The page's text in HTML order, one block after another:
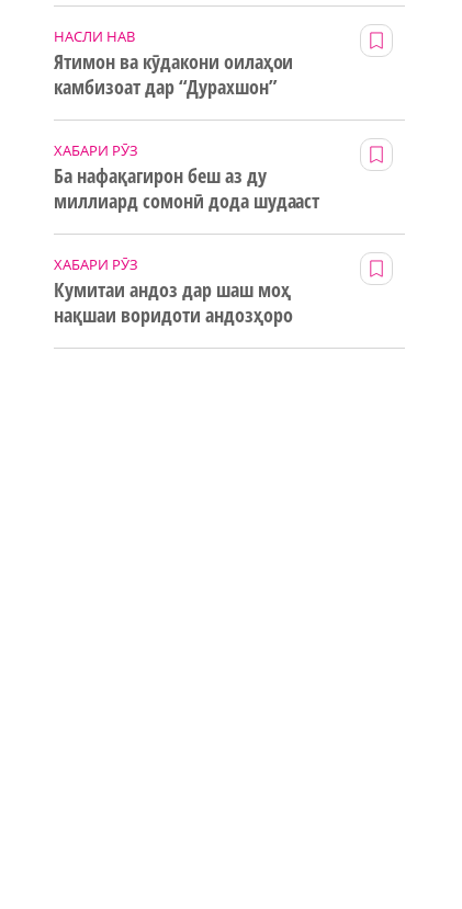
НАСЛИ НАВ
Ятимон ва кӯдакони оилаҳои
камбизоат дар “Дурахшон”
ХАБАРИ РӮЗ
Ба нафақагирон беш аз ду
миллиард сомонӣ дода шудааст
ХАБАРИ РӮЗ
Кумитаи андоз дар шаш моҳ
нақшаи воридоти андозҳоро